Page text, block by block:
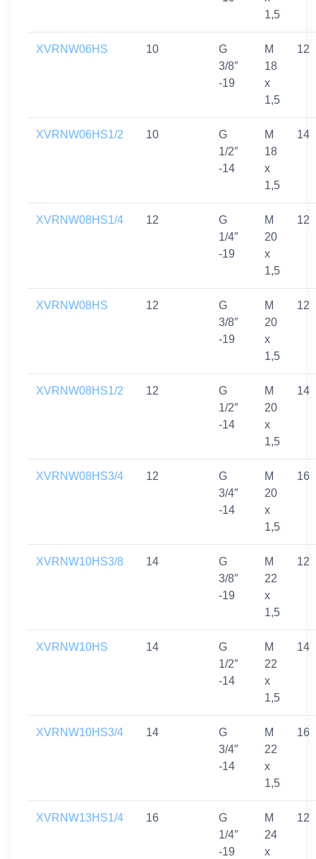
1,5
XVRNW06HS 10
G
3/8″
-19
M
18
x
1,5
12
XVRNW06HS1/2 10
G
1/2″
-14
M
18
x
1,5
14
XVRNW08HS1/4 12
G
1/4″
-19
M
20
x
1,5
12
XVRNW08HS 12
G
3/8″
-19
M
20
x
1,5
12
XVRNW08HS1/2 12
G
1/2″
-14
M
20
x
1,5
14
XVRNW08HS3/4 12
G
3/4″
-14
M
20
x
1,5
16
XVRNW10HS3/8 14
G
3/8″
-19
M
22
x
1,5
12
XVRNW10HS 14
G
1/2″
-14
M
22
x
1,5
14
XVRNW10HS3/4 14
G
3/4″
-14
M
22
x
1,5
16
XVRNW13HS1/4 16
G
1/4″
-19
M
24
x
12